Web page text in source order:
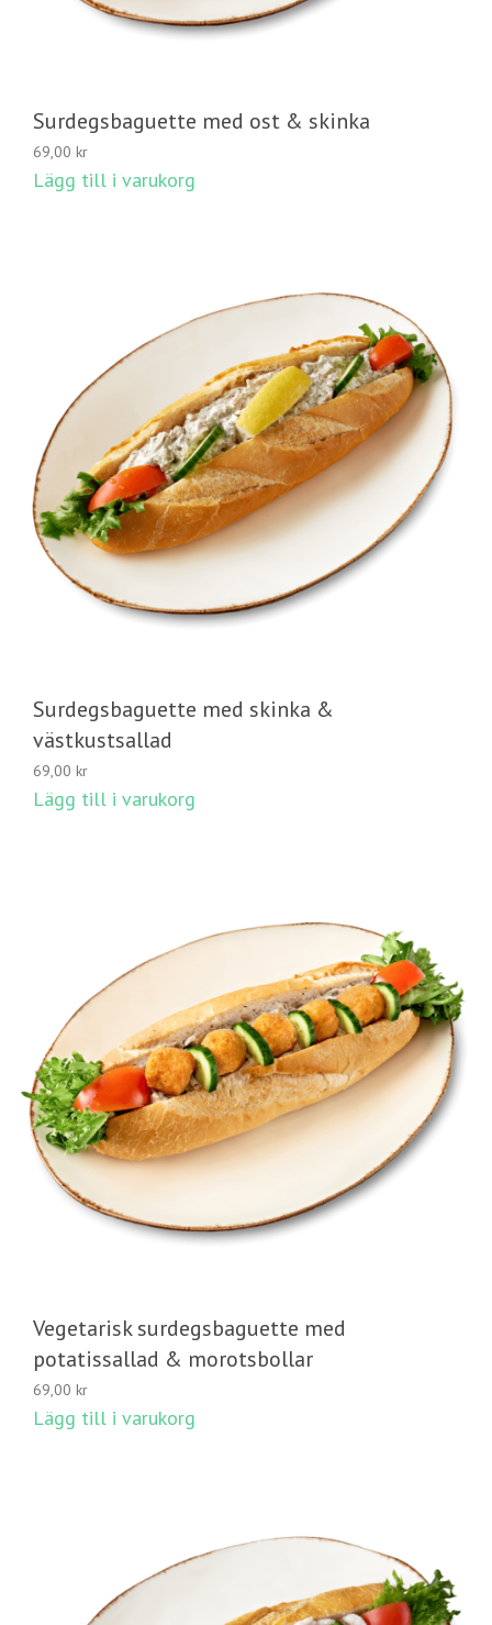
Surdegsbaguette med ost & skinka
69,00 kr
Lägg till i varukorg
Surdegsbaguette med skinka &
västkustsallad
69,00 kr
Lägg till i varukorg
Vegetarisk surdegsbaguette med
potatissallad & morotsbollar
69,00 kr
Lägg till i varukorg